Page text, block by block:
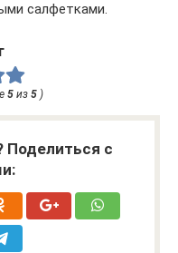
салфетками.
5 из 5 )
Поделиться с